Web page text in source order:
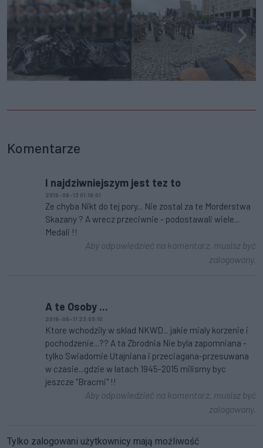
Komentarze
I najdziwniejszym jest tez to
2018-08-13 01:18:01
Ze chyba Nikt do tej pory... Nie zostal za te Morderstwa
Skazany ? A wrecz przeciwnie - podostawali wiele...
Medali !!
Aby odpowiedzieć na komentarz, musisz być
zalogowany.
A te Osoby ...
2018-08-11 23:09:10
Ktore wchodzily w sklad NKWD... jakie mialy korzenie i
pochodzenie...?? A ta Zbrodnia Nie byla zapomniana -
tylko Swiadomie Utajniana i przeciagana-przesuwana
w czasie...gdzie w latach 1945-2015 milismy byc
jeszcze "Bracmi" !!
Aby odpowiedzieć na komentarz, musisz być
zalogowany.
Tylko zalogowani użytkownicy mają możliwość